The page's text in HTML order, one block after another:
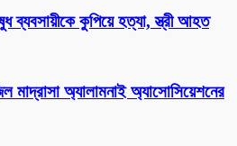
ব্যবসায়ীকে কুপিয়ে হত্যা, স্ত্রী আহত
মাদ্রাসা অ্যালামনাই অ্যাসোসিয়েশনের